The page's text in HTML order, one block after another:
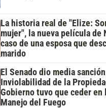
La historia real de "Elize:
mujer", la nueva película de
caso de una esposa que
marido
El Senado dio media
Inviolabilidad de la
Gobierno tuvo que ceder en
Manejo del Fuego